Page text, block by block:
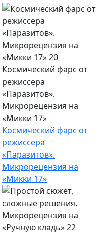
Космический фарс от
режиссера
«Паразитов».
Микрорецензия на
«Микки 17»
Космический фарс от
режиссера
«Паразитов».
Микрорецензия на
«Микки 17»